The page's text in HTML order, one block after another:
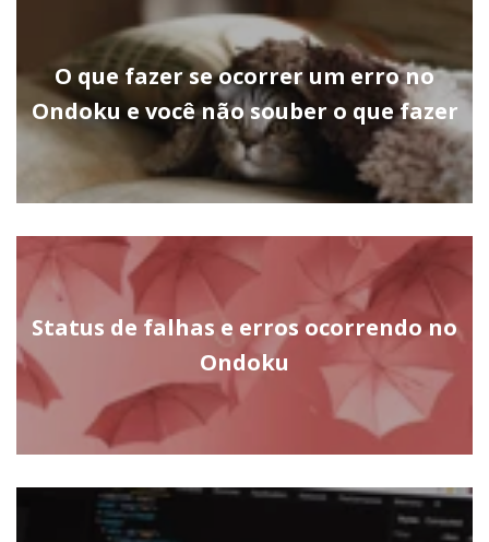
O que fazer se ocorrer um erro no
Ondoku e você não souber o que fazer
Status de falhas e erros ocorrendo no
Ondoku